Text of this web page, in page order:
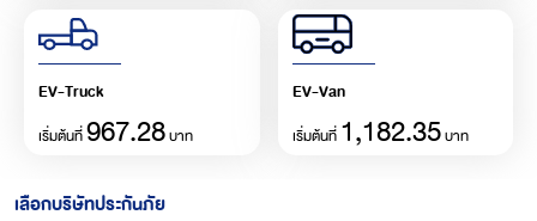
EV-Truck
เริ่มต้นที่967.28บาท
EV-Van
เริ่มต้นที่ 1,182.35บาท
เลือกบริษัทประกันภัย